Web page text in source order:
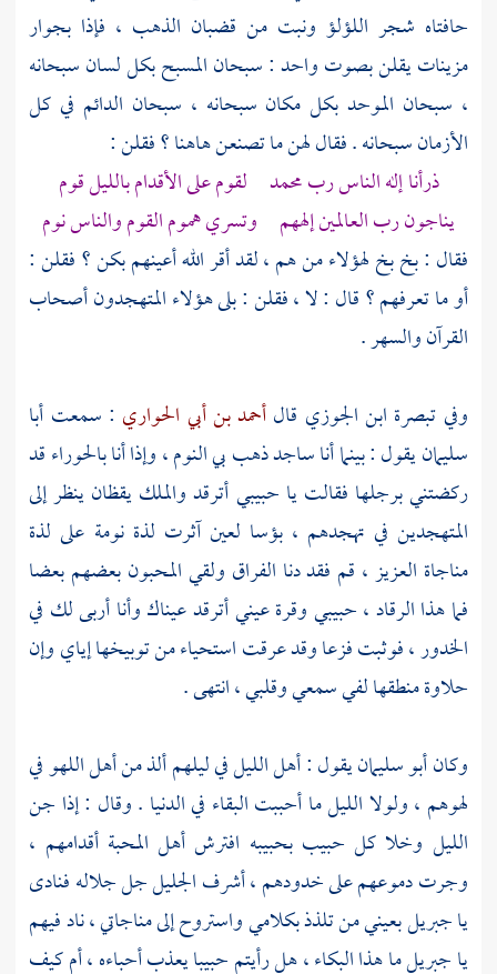
حافتاه شجر اللؤلؤ ونبت من قضبان الذهب ، فإذا بجوار
مزينات يقلن بصوت واحد : سبحان المسبح بكل لسان سبحانه
، سبحان الموحد بكل مكان سبحانه ، سبحان الدائم في كل
الأزمان سبحانه . فقال لهن ما تصنعن هاهنا ؟ فقلن :
ذرأنا إله الناس رب محمد لقوم على الأقدام بالليل قوم
يناجون رب العالمين إلههم وتسري هموم القوم والناس نوم
فقال : بخ بخ لهؤلاء من هم ، لقد أقر الله أعينهم بكن ؟ فقلن :
أو ما تعرفهم ؟ قال : لا ، فقلن : بلى هؤلاء المتهجدون أصحاب
القرآن والسهر .
وفي تبصرة ابن الجوزي قالأحمد بن أبي الحواري : سمعت أبا
سليمانيقول : بينما أنا ساجد ذهب بي النوم ، وإذا أنا بالحوراء قد
ركضتني برجلها فقالت يا حبيبي أترقد والملك يقظان ينظر إلى
المتهجدين في تهجدهم ، بؤسا لعين آثرت لذة نومة على لذة
مناجاة العزيز ، قم فقد دنا الفراق ولقي المحبون بعضهم بعضا
فما هذا الرقاد ، حبيبي وقرة عيني أترقد عيناك وأنا أربى لك في
الخدور ، فوثبت فزعا وقد عرقت استحياء من توبيخها إياي وإن
حلاوة منطقها لفي سمعي وقلبي ، انتهى .
وكانأبو سليمانيقول : أهل الليل في ليلهم ألذ من أهل اللهو في
لهوهم ، ولولا الليل ما أحببت البقاء في الدنيا . وقال : إذا جن
الليل وخلا كل حبيب بحبيبه افترش أهل المحبة أقدامهم ،
وجرت دموعهم على خدودهم ، أشرف الجليل جل جلاله فنادى
ياجبريلبعيني من تلذذ بكلامي واستروح إلى مناجاتي ، ناد فيهم
ياجبريلما هذا البكاء ، هل رأيتم حبيبا يعذب أحباءه ، أم كيف